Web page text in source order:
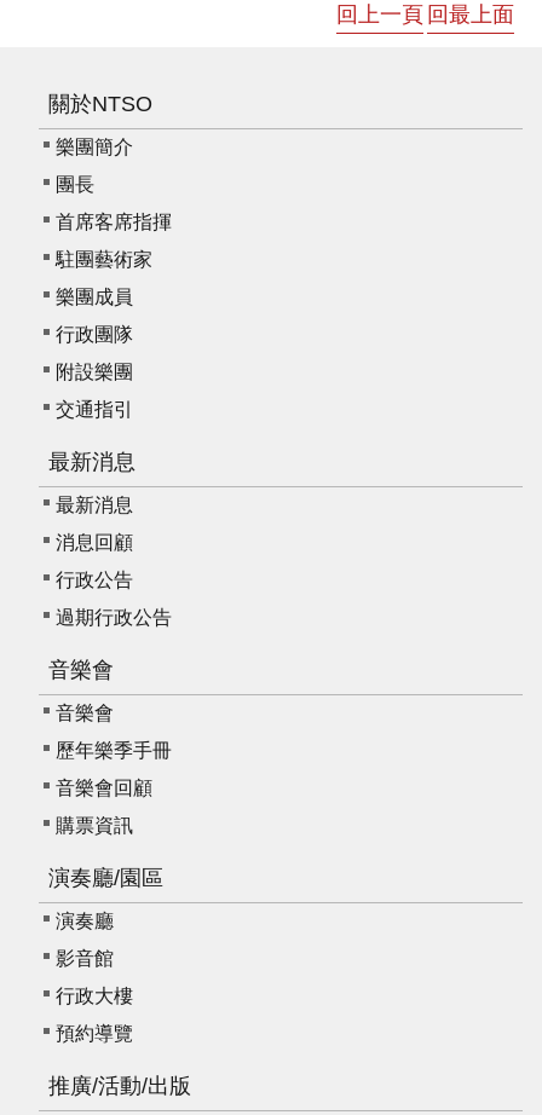
回上一頁 回最上面
關於NTSO
樂團簡介
團長
首席客席指揮
駐團藝術家
樂團成員
行政團隊
附設樂團
交通指引
最新消息
最新消息
消息回顧
行政公告
過期行政公告
音樂會
音樂會
歷年樂季手冊
音樂會回顧
購票資訊
演奏廳/園區
演奏廳
影音館
行政大樓
預約導覽
推廣/活動/出版